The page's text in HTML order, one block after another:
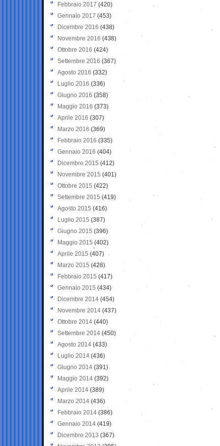
Febbraio 2017 (420)
Gennaio 2017 (453)
Dicembre 2016 (438)
Novembre 2016 (438)
Ottobre 2016 (424)
Settembre 2016 (367)
Agosto 2016 (332)
Luglio 2016 (336)
Giugno 2016 (358)
Maggio 2016 (373)
Aprile 2016 (307)
Marzo 2016 (369)
Febbraio 2016 (335)
Gennaio 2016 (404)
Dicembre 2015 (412)
Novembre 2015 (401)
Ottobre 2015 (422)
Settembre 2015 (419)
Agosto 2015 (416)
Luglio 2015 (387)
Giugno 2015 (396)
Maggio 2015 (402)
Aprile 2015 (407)
Marzo 2015 (428)
Febbraio 2015 (417)
Gennaio 2015 (434)
Dicembre 2014 (454)
Novembre 2014 (437)
Ottobre 2014 (440)
Settembre 2014 (450)
Agosto 2014 (433)
Luglio 2014 (436)
Giugno 2014 (391)
Maggio 2014 (392)
Aprile 2014 (389)
Marzo 2014 (436)
Febbraio 2014 (386)
Gennaio 2014 (419)
Dicembre 2013 (367)